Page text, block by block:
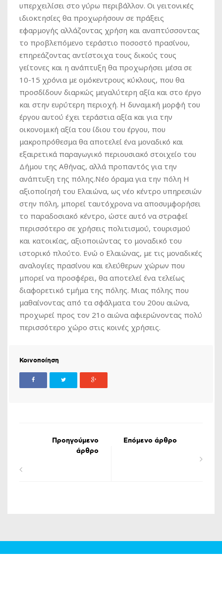
υπερχειλίσει στο γύρω περιβάλλον. Οι γειτονικές
ιδιοκτησίες θα προχωρήσουν σε πράξεις
εφαρμογής αλλάζοντας χρήση και αναπτύσσοντας
το προβλεπόμενο τεράστιο ποσοστό πρασίνου,
επηρεάζοντας αντίστοιχα τους δικούς τους
γείτονες και η ανάπτυξη θα προχωρήσει μέσα σε
10-15 χρόνια με ομόκεντρους κύκλους, που θα
προσδίδουν διαρκώς μεγαλύτερη αξία και στο έργο
και στην ευρύτερη περιοχή. Η δυναμική μορφή του
έργου αυτού έχει τεράστια αξία και για την
οικονομική αξία του ίδιου του έργου, που
μακροπρόθεσμα θα αποτελεί ένα μοναδικό και
εξαιρετικά παραγωγικό περιουσιακό στοιχείο του
Δήμου της Αθήνας, αλλά προπαντός για την
ανάπτυξη της πόλης.Νέο όραμα για την πόλη Η
αξιοποίησή του Ελαιώνα, ως νέο κέντρο υπηρεσιών
στην πόλη, μπορεί ταυτόχρονα να αποσυμφορήσει
το παραδοσιακό κέντρο, ώστε αυτό να στραφεί
περισσότερο σε χρήσεις πολιτισμού, τουρισμού
και κατοικίας, αξιοποιώντας το μοναδικό του
ιστορικό πλούτο. Ενώ ο Ελαιώνας, με τις μοναδικές
αναλογίες πρασίνου και ελεύθερων χώρων που
μπορεί να προσφέρει, θα αποτελεί ένα τελείως
διαφορετικό τμήμα της πόλης. Μιας πόλης που
μαθαίνοντας από τα σφάλματα του 20ου αιώνα,
προχωρεί προς τον 21ο αιώνα αφιερώνοντας πολύ
περισσότερο χώρο στις κοινές χρήσεις.
Κοινοποίηση
Προηγούμενο
άρθρο
Επόμενο άρθρο